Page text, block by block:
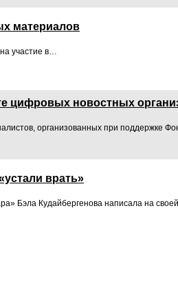
материалов
участие в…
цифровых новостных
организованных при поддержке
врать»
Бэла Кудайбергенова написала на